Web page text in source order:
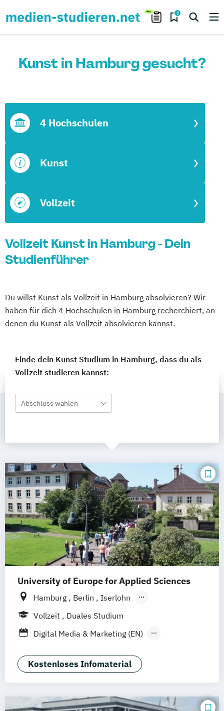
0
Kunst in Hamburg gesucht?
Vollzeit
Kunst
4 Hochschulen
Vollzeit Kunst in Hamburg - Dein
Studienführer
Du willst Kunst als Vollzeit in Hamburg absolvieren? Wir
haben für dich 4 Hochschulen in Hamburg recherchiert, an
denen du Kunst als Vollzeit absolvieren kannst.
Finde dein Kunst Studium in Hamburg, dass du als
Vollzeit studieren kannst:
Abschluss wählen
University of Europe for Applied Sciences
Hamburg Berlin
Iserlohn
UE Innovation Hub
Vollzeit
Duales Studium
Digital Media & Marketing (EN)
Film + Motion Design (EN)
Fotografie + Neue Medien (EN)
Kommunikationsdesign (EN)
Kostenloses Infomaterial